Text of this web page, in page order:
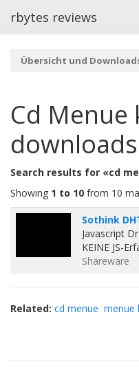
rbytes reviews
Übersicht und
Cd Menue
downloads
Search results for «cd
Showing 1 to 10 from 10
Sothink
Javascript
KEINE JS-
Shareware
Related: cd menue menue